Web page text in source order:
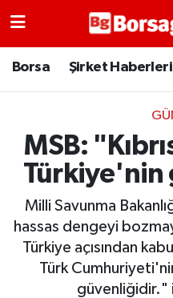
Borsa Şirket Haberleri
MSB:
Milli Savunma
hassas dengeyi
Türkiye açısından
Türk
güvenliğidir."
Borsa
Emtia
Galeri
Gündem
Bitcoin